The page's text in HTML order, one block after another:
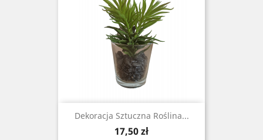
Dekoracja Sztuczna Roślina...
Cena
17,50 zł